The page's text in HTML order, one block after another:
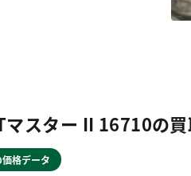
マスター II 16710の
格データ